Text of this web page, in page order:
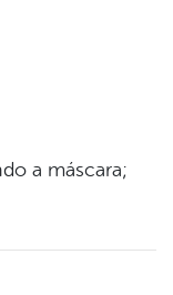
a máscara;